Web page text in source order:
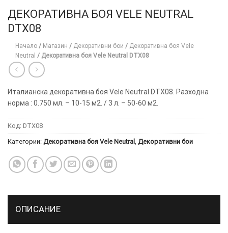
ДЕКОРАТИВНА БОЯ VELE NEUTRAL
DTX08
Начало / Магазин / Декоративни бои / Декоративна боя Vele
Neutral / Декоративна боя Vele Neutral DTX08
Италианска декоративна боя Vele Neutral DTX08. Разходна
норма : 0.750 мл. – 10-15 м2. / 3 л. – 50-60 м2.
Код: DTX08
Категории: Декоративна боя Vele Neutral Декоративни бои
ОПИСАНИЕ
× ТОЗИ
САЙТ
ИЗПОЛЗВА
ПОВЕЧЕ
ИНФОРМАЦИЯ